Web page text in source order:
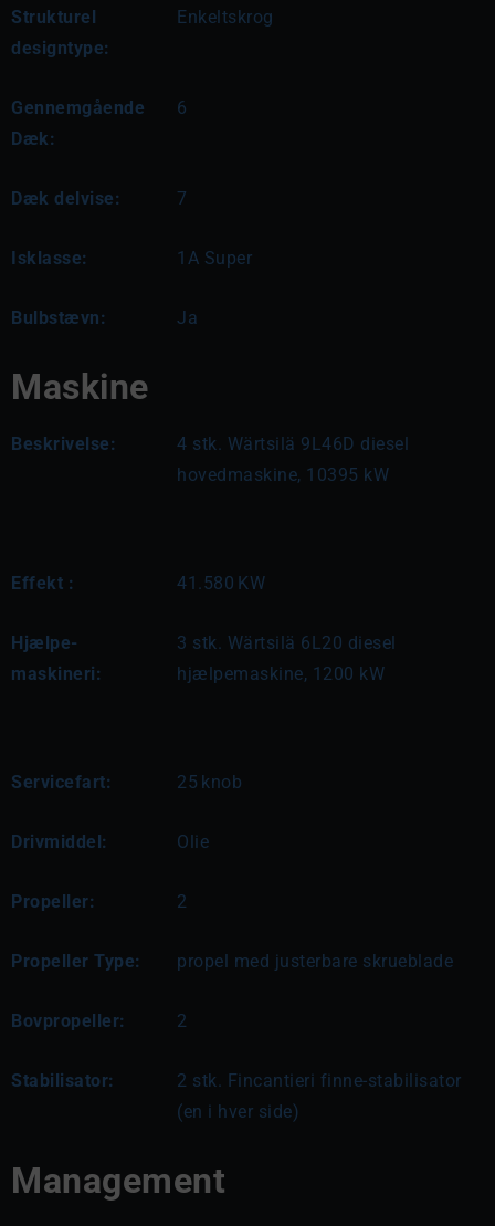
Strukturel
designtype:
Enkeltskrog
Gennemgående
Dæk:
6
Dæk delvise: 7
Isklasse: 1A Super
Bulbstævn: Ja
Maskine
Beskrivelse:
4 stk. Wärtsilä 9L46D diesel
hovedmaskine, 10395 kW
Effekt : 41.580 KW
Hjælpe-
maskineri:
3 stk. Wärtsilä 6L20 diesel
hjælpemaskine, 1200 kW
Servicefart: 25 knob
Drivmiddel: Olie
Propeller: 2
Propeller Type: propel med justerbare skrueblade
Bovpropeller: 2
Stabilisator:
2 stk. Fincantieri finne-stabilisator
(en i hver side)
Management